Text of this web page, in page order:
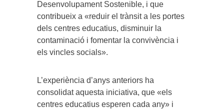
Desenvolupament Sostenible, i que
contribueix a «reduir el trànsit a les portes
dels centres educatius, disminuir la
contaminació i fomentar la convivència i
els vincles socials».
L’experiència d’anys anteriors ha
consolidat aquesta iniciativa, que «els
centres educatius esperen cada any» i